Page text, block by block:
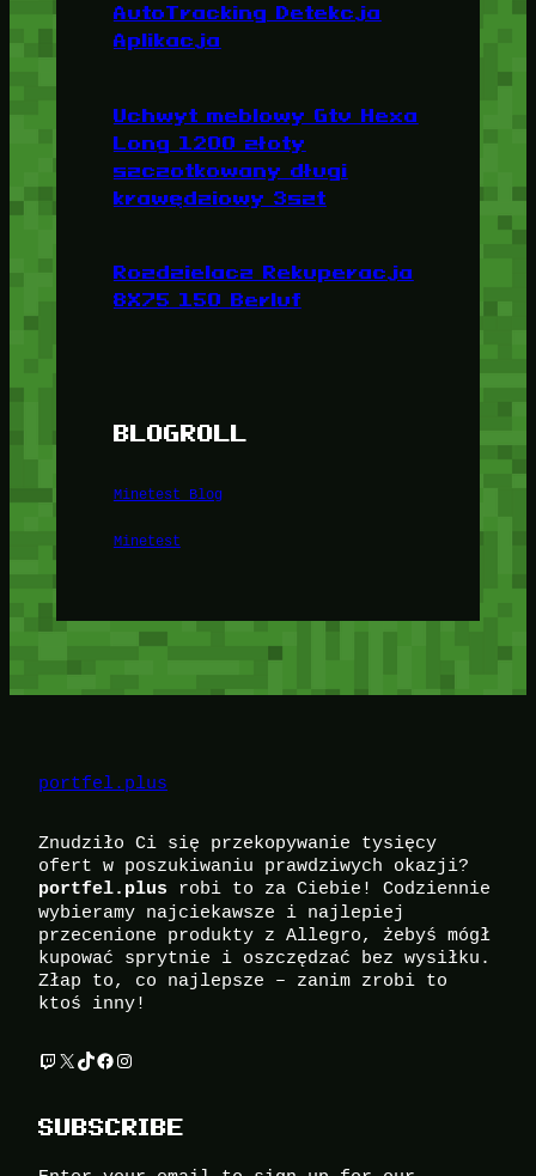
AutoTracking Detekcja
Aplikacja
Uchwyt meblowy Gtv Hexa
Long 1200 złoty
szczotkowany długi
krawędziowy 3szt
Rozdzielacz Rekuperacja
8X75 150 Berluf
BLOGROLL
Minetest Blog
Minetest
portfel.plus
Znudziło Ci się przekopywanie tysięcy
ofert w poszukiwaniu prawdziwych okazji?
portfel.plus robi to za Ciebie! Codziennie
wybieramy najciekawsze i najlepiej
przecenione produkty z Allegro, żebyś mógł
kupować sprytnie i oszczędzać bez wysiłku.
Złap to, co najlepsze – zanim zrobi to
ktoś inny!
Twitch X TikTok Facebook Instagram
SUBSCRIBE